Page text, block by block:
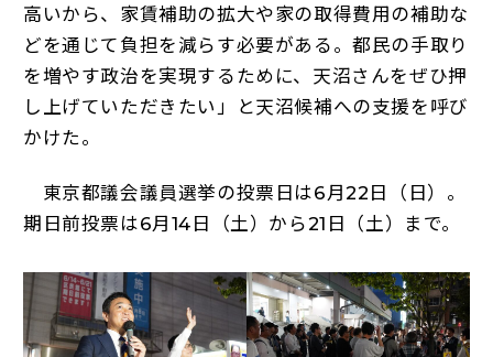
高いから、家賃補助の拡大や家の取得費用の補助な
どを通じて負担を減らす必要がある。都民の手取り
を増やす政治を実現するために、天沼さんをぜひ押
し上げていただきたい」と天沼候補への支援を呼び
かけた。
東京都議会議員選挙の投票日は6月22日（日）。
期日前投票は6月14日（土）から21日（土）まで。